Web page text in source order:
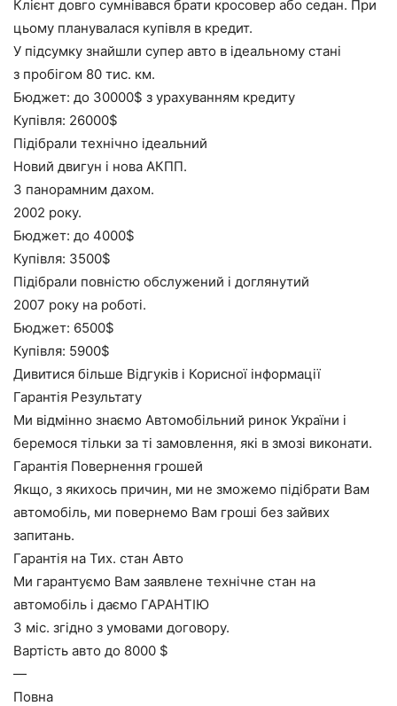
Клієнт довго сумнівався брати кросовер або седан. При
цьому планувалася купівля в кредит.
У підсумку знайшли супер авто в ідеальному стані
з пробігом 80 тис. км.
Бюджет: до 30000$ з урахуванням кредиту
Купівля: 26000$
Підібрали технічно ідеальний
Новий двигун і нова АКПП.
З панорамним дахом.
2002 року.
Бюджет: до 4000$
Купівля: 3500$
Підібрали повністю обслужений і доглянутий
2007 року на роботі.
Бюджет: 6500$
Купівля: 5900$
Дивитися більше Відгуків і Корисної інформації
Гарантія Результату
Ми відмінно знаємо Автомобільний ринок України і
беремося тільки за ті замовлення, які в змозі виконати.
Гарантія Повернення грошей
Якщо, з якихось причин, ми не зможемо підібрати Вам
автомобіль, ми повернемо Вам гроші без зайвих
запитань.
Гарантія на Тих. стан Авто
Ми гарантуємо Вам заявлене технічне стан на
автомобіль і даємо ГАРАНТІЮ
3 міс. згідно з умовами договору.
Вартість авто до 8000 $
—
Повна